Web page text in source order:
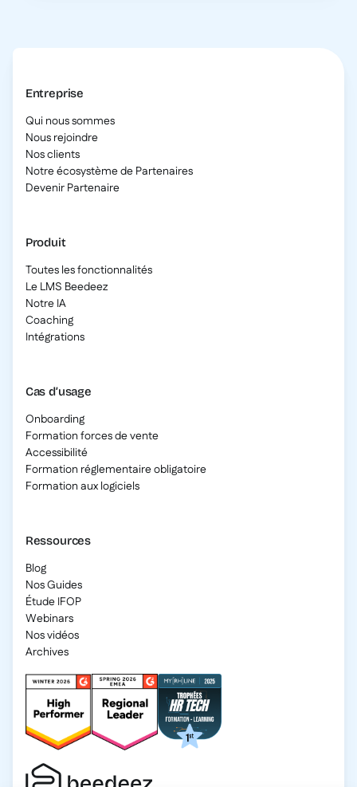
Entreprise
Qui nous sommes
Nous rejoindre
Nos clients
Notre écosystème de Partenaires
Devenir Partenaire
Produit
Toutes les fonctionnalités
Le LMS Beedeez
Notre IA
Coaching
Intégrations
Cas d’usage
Onboarding
Formation forces de vente
Accessibilité
Formation réglementaire obligatoire
Formation aux logiciels
Ressources
Blog
Nos Guides
Étude IFOP
Webinars
Nos vidéos
Archives